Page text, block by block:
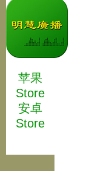
苹果
Store
安卓
Store